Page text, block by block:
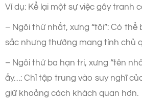
Ví dụ: Kể lại một sự việc gây tranh
– Ngôi thứ nhất, xưng “tôi”: Có thể
sắc nhưng thường mang tính chủ
– Ngôi thứ ba hạn tri, xưng “tên
ấy…: Chỉ tập trung vào suy nghĩ
giữ khoảng cách khách quan hơn.